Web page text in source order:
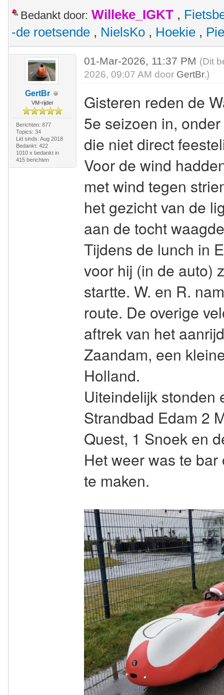
Bedankt door: Willeke_IGKT ,
-de roetsende , NielsKo , Hoekie ,
GertBr
VM-rijder
Berichten: 877
Topics: 34
Lid sinds: Aug 2018
Bedankt: 422
1010 x bedankt in
415 berichten
01-Mar-2026, 11:37 PM (Dit
2026, 09:07 AM door GertBr.)
Gisteren reden de
5e seizoen in,
die niet direct
Voor de wind
met wind tegen
het gezicht van de
aan de tocht
Tijdens de lunch in
voor hij (in de auto)
startte. W. en R.
route. De overige
aftrek van het
Zaandam, een
Holland.
Uiteindelijk stonden
Strandbad Edam 2
Quest, 1 Snoek en
Het weer was te
te maken.